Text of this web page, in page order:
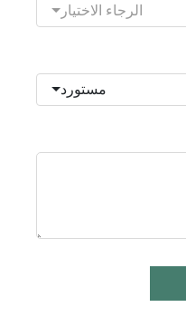
الرجاء الاختيار
مستورد